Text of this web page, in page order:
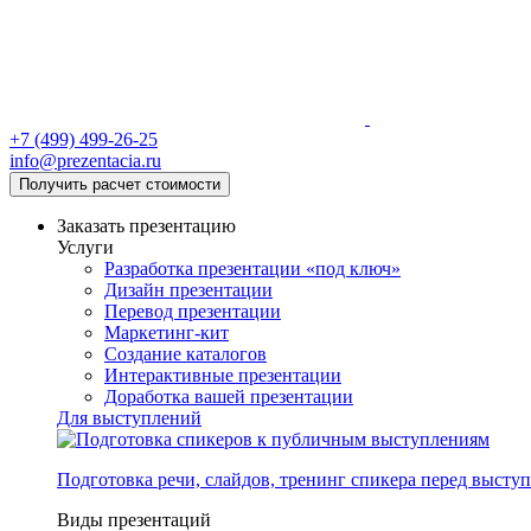
+7 (499) 499-26-25
info@prezentacia.ru
Получить расчет стоимости
Заказать презентацию
Услуги
Разработка презентации «под ключ»
Дизайн презентации
Перевод презентации
Маркетинг-кит
Создание каталогов
Интерактивные презентации
Доработка вашей презентации
Для выступлений
Подготовка речи, слайдов, тренинг спикера перед
Виды презентаций